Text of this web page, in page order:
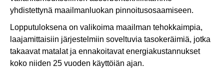
yhdistettynä maailmanluokan pinnoitusosaamiseen.
Lopputuloksena on valikoima maailman tehokkaimpia,
laajamittaisiin järjestelmiin soveltuvia tasokeräimiä, jotka
takaavat matalat ja ennakoitavat energiakustannukset
koko niiden 25 vuoden käyttöiän ajan.